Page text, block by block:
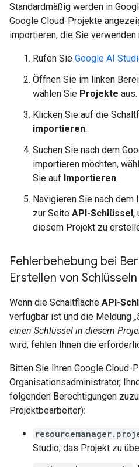
Standardmäßig werden in
Google Cloud-Projekte
importieren, die Sie verwenden
Rufen Sie Google AI
Öffnen Sie im linken
wählen Sie Projekte aus.
Klicken Sie auf die
importieren.
Suchen Sie nach dem
importieren möchten,
Sie auf Importieren.
Navigieren Sie nach dem
zur Seite API-Schlüssel,
diesem Projekt zu
Fehlerbehebung bei
Erstellen von Schlüsseln
Wenn die Schaltfläche API-
verfügbar ist und die Meldung
einen Schlüssel in diesem
wird, fehlen Ihnen die
Bitten Sie Ihren Google Cloud-
Organisationsadministrator,
folgenden Berechtigungen
Projektbearbeiter):
Studio, das Projekt zu